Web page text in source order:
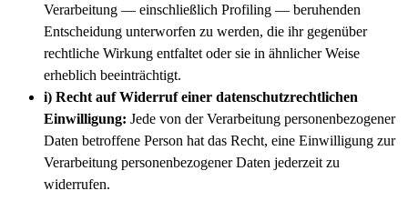
Verarbeitung — einschließlich Profiling — beruhenden
Entscheidung unterworfen zu werden, die ihr gegenüber
rechtliche Wirkung entfaltet oder sie in ähnlicher Weise
erheblich beeinträchtigt.
i) Recht auf Widerruf einer datenschutzrechtlichen
Einwilligung: Jede von der Verarbeitung personenbezogener
Daten betroffene Person hat das Recht, eine Einwilligung zur
Verarbeitung personenbezogener Daten jederzeit zu
widerrufen.